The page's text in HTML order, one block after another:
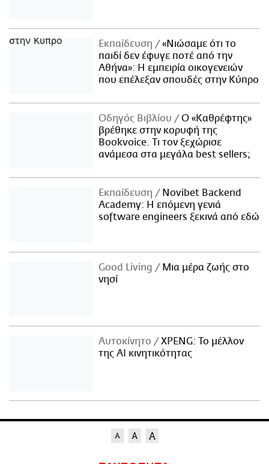
Εκπαίδευση
«Νιώσαμε ότι το
παιδί δεν έφυγε ποτέ από την
Αθήνα»: Η εμπειρία οικογενειών
που επέλεξαν σπουδές στην Κύπρο
Οδηγός Βιβλίου
Ο «Καθρέφτης»
βρέθηκε στην κορυφή της
Bookvoice. Τι τον ξεχώρισε
ανάμεσα στα μεγάλα best sellers;
Εκπαίδευση
Novibet Backend
Academy: Η επόμενη γενιά
software engineers ξεκινά από εδώ
Good Living
Μια μέρα ζωής στο
νησί
Αυτοκίνητο
XPENG: Το μέλλον
της AI κινητικότητας